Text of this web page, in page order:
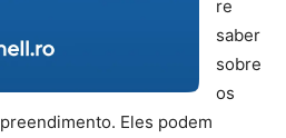
re
saber
sobre
os
Eles podem